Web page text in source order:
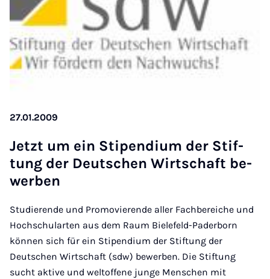
27.01.2009
Jet­zt um ein Sti­pen­di­um der Stif­
tung der Deutschen Wirtschaft be­
w­er­ben
Studierende und Promovierende aller Fachbereiche und
Hochschularten aus dem Raum Bielefeld-Paderborn
können sich für ein Stipendium der Stiftung der
Deutschen Wirtschaft (sdw) bewerben. Die Stiftung
sucht aktive und weltoffene junge Menschen mit